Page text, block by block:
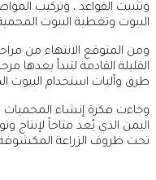
وتثبيت القواعد ، وتركيب
البيوت وتغطية البيوت
ومن المتوقع الانتهاء من
القليلة القادمة لتبدأ بعدها
طرق وآليات استخدام البيوت
وجاءت فكرة إنشاء المحميات
اليمن الذي يُعد متاحاً لإنتاج
تحت ظروف الزراعة